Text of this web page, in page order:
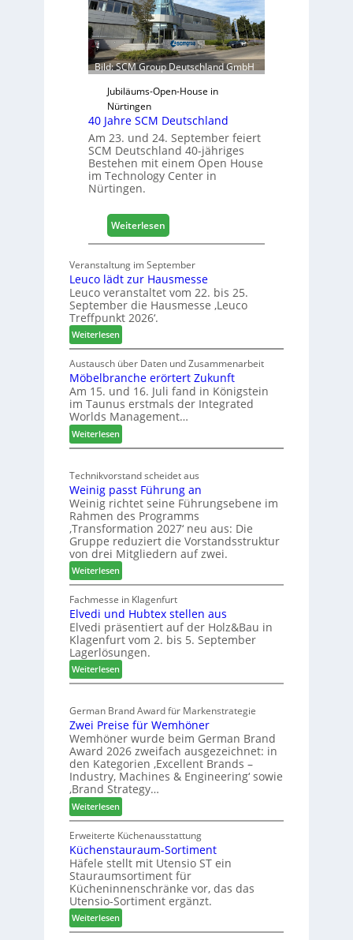
h
r
e
r
f
ü
r
D
c
+
H
o
2
0
8
Bild: SCM Group Deutschland GmbH
Jubiläums-Open-House in
Nürtingen
40 Jahre SCM Deutschland
Am 23. und 24. September feiert
SCM Deutschland 40-jähriges
Bestehen mit einem Open House
im Technology Center in
Nürtingen.
Weiterlesen:
4
J
a
h
C
M
D
e
u
s
h
l
a
n
d
Veranstaltung im September
Leuco lädt zur Hausmesse
Leuco veranstaltet vom 22. bis 25.
September die Hausmesse ‚Leuco
Treffpunkt 2026‘.
Weiterlesen:
L
e
u
c
o
l
ä
d
z
u
r
H
a
u
s
m
e
s
s
e
Austausch über Daten und Zusammenarbeit
Möbelbranche erörtert Zukunft
Am 15. und 16. Juli fand in Königstein
im Taunus erstmals der Integrated
Worlds Management…
Weiterlesen:
M
b
e
l
b
r
a
n
c
h
e
e
r
ö
r
t
e
t
Z
u
k
u
n
f
t
Technikvorstand scheidet aus
Weinig passt Führung an
Weinig richtet seine Führungsebene im
Rahmen des Programms
‚Transformation 2027‘ neu aus: Die
Gruppe reduziert die Vorstandsstruktur
von drei Mitgliedern auf zwei.
Weiterlesen:
W
e
i
n
i
g
p
a
s
t
F
ü
h
r
u
n
g
a
n
Fachmesse in Klagenfurt
Elvedi und Hubtex stellen aus
Elvedi präsentiert auf der Holz&Bau in
Klagenfurt vom 2. bis 5. September
Lagerlösungen.
Weiterlesen:
E
v
e
d
i
u
n
d
H
u
b
t
e
x
s
t
e
German Brand Award für Markenstrategie
Zwei Preise für Wemhöner
Wemhöner wurde beim German Brand
Award 2026 zweifach ausgezeichnet: in
den Kategorien ‚Excellent Brands –
Industry, Machines & Engineering‘ sowie
‚Brand Strategy…
Weiterlesen:
Z
w
e
i
P
r
e
i
s
Erweiterte Küchenausstattung
Küchenstauraum-Sortiment
Häfele stellt mit Utensio ST ein
Stauraumsortiment für
Kücheninnenschränke vor, das das
Utensio-Sortiment ergänzt.
Weiterlesen:
K